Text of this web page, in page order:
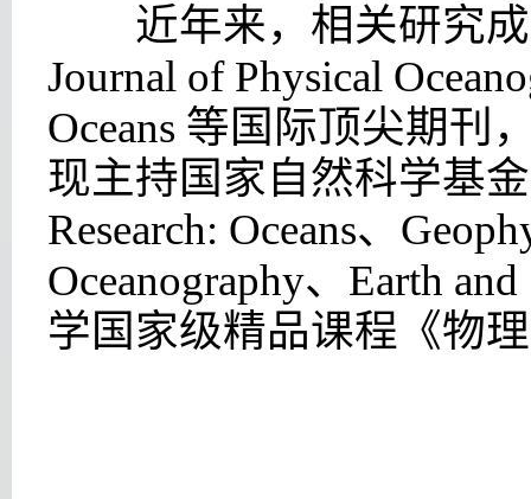
近年来，相关研究成果
Journal of Physical
Oceans 等国际顶尖期刊
现主持国家自然科学基
Research: Oceans、
Oceanography、Earth
学国家级精品课程《物